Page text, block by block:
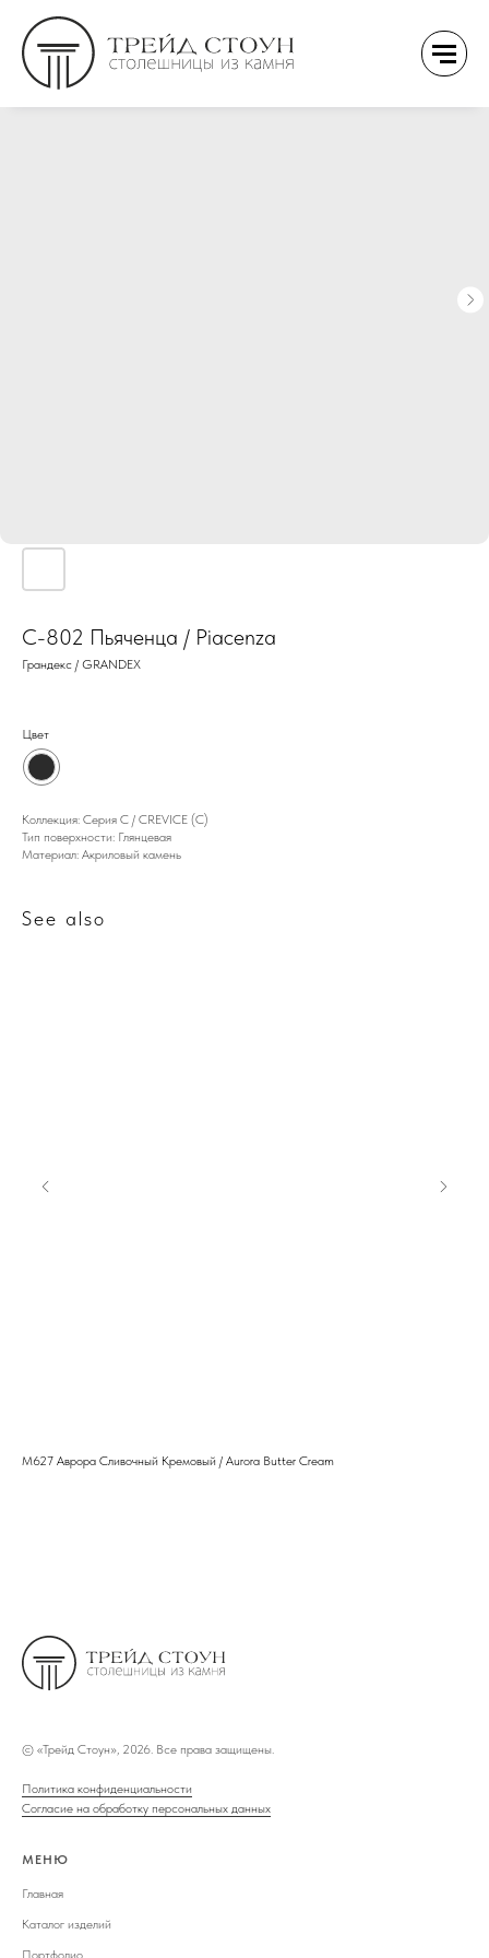
C-802 Пьяченца / Piacenza
Грандекс / GRANDEX
Цвет
Коллекция: Серия C / CREVICE (C)
Тип поверхности: Глянцевая
Материал: Акриловый камень
See also
M627 Аврора Сливочный Кремовый / Aurora Butter Cream
© «Трейд Стоун», 2026. Все права защищены.
Политика конфиденциальности
Согласие на обработку персональных данных
МЕНЮ
Главная
Каталог изделий
Портфолио